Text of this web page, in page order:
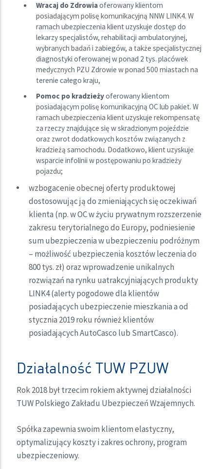
Wracaj do Zdrowiaoferowany klientom
posiadającym polisę komunikacyjną NNW LINK4. W
ramach ubezpieczenia klient uzyskuje dostęp do
lekarzy specjalistów, rehabilitacji ambulatoryjnej,
wybranych badań i zabiegów, a także specjalistycznej
diagnostyki oferowanej w ponad 2 tys. placówek
medycznych PZU Zdrowie w ponad 500 miastach na
terenie całego kraju,
Pomoc po kradzieżyoferowany klientom
posiadającym polisę komunikacyjną OC lub pakiet. W
ramach ubezpieczenia klient uzyskuje rekompensatę
za rzeczy znajdujące się w skradzionym pojeździe
oraz zwrot dodatkowych kosztów związanych z
kradzieżą samochodu. Dodatkowo, klient uzyskuje
wsparcie infolinii w postępowaniu po kradzieży
pojazdu;
wzbogacenie obecnej oferty produktowej
dostosowując ją do zmieniających się oczekiwań
klienta (np. w OC w życiu prywatnym rozszerzenie
zakresu terytorialnego do Europy, podniesienie
sum ubezpieczenia w ubezpieczeniu podróżnym
– możliwość ubezpieczenia kosztów leczenia do
800 tys. zł) oraz wprowadzenie unikalnych
rozwiązań na rynku uatrakcyjniających produkty
LINK4 (alerty pogodowe dla klientów
posiadających ubezpieczenie mieszkania a od
stycznia 2019 roku również klientów
posiadających AutoCasco lub SmartCasco).
Działalność TUW PZUW
Rok 2018 był trzecim rokiem aktywnej działalności
TUW Polskiego Zakładu Ubezpieczeń Wzajemnych.
Spółka zapewnia swoim klientom elastyczny,
optymalizujący koszty i zakres ochrony, program
ubezpieczeniowy.